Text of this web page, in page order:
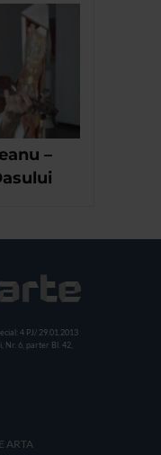
–
4 PJ/ 29.01.2013
Nr. 6, parter Bl. 42,
ARTA